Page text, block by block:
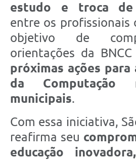
estudo e troca de
entre os profissionais
objetivo de
orientações da BNCC
próximas ações para
da Computação
municipais.
Com essa iniciativa,
reafirma seu
educação